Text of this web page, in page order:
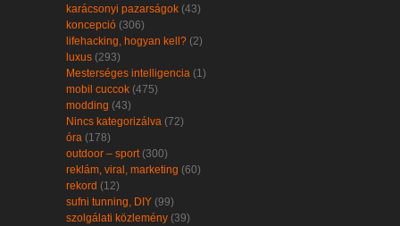
karácsonyi pazarságok (43)
koncepció (306)
lifehacking, hogyan kell? (2)
luxus (293)
Mesterséges intelligencia (1)
mobil cuccok (475)
modding (43)
Nincs kategorizálva (72)
óra (178)
outdoor – sport (300)
reklám, viral, marketing (60)
rekord (12)
sufni tunning, DIY (99)
szolgálati közlemény (39)